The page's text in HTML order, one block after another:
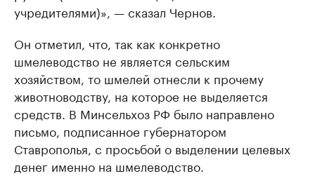
учредителями)», — сказал Чернов.
Он отметил, что, так как конкретно
шмелеводство не является сельским
хозяйством, то шмелей отнесли к прочему
животноводству, на которое не выделяется
средств. В Минсельхоз РФ было направлено
письмо, подписанное губернатором
Ставрополья, с просьбой о выделении целевых
денег именно на шмелеводство.